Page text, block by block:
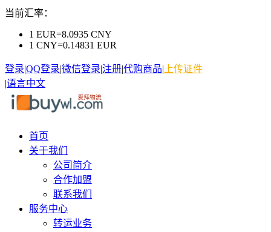
当前汇率：
1 EUR=8.0935 CNY
1 CNY=0.14831 EUR
登录|QQ登录|微信登录|注册|代购商品| 上传证件
|语言中文
首页
关于我们
公司简介
合作加盟
联系我们
服务中心
转运业务